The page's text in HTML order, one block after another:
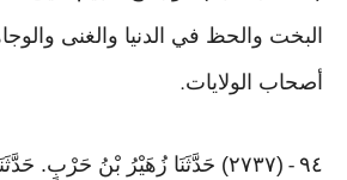
البخت والحظ في الدنيا والغنى
أصحاب الولايات.
٩٤ -
(٢٧٣٧) حَدَّثَنَا زُهَيْرُ بْنُ حَرْبٍ.